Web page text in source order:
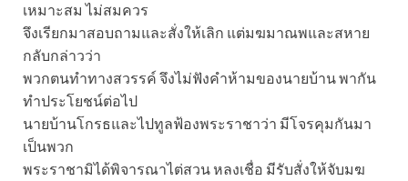
เหมาะสม ไม่สมควร
จึงเรียกมาสอบถามและสั่งให้เลิก แต่มฆมาณพและสหาย
กลับกล่าวว่า
พวกตนทำทางสวรรค์ จึงไม่ฟังคำห้ามของนายบ้าน พากัน
ทำประโยชน์ต่อไป
นายบ้านโกรธและไปทูลฟ้องพระราชาว่า มีโจรคุมกันมา
เป็นพวก
พระราชามิได้พิจารณาไต่สวน หลงเชื่อ มีรับสั่งให้จับมฆ